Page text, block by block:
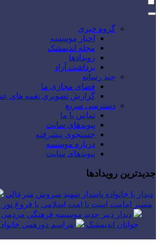
گروه خبری
اخبار موسسه
مجله اندیمشک
رویدادها
برداشت آزاد
چند رسانه
فضای مجازی ما
گزارش تصویری نغمه های
دسترسی سریع
تماس با ما
پیوندهای سایت
جستجوی پیشرفته
درباره موسسه
پیوندهای سایت
جدیدترین رویدادها
دیدار با خانواده پاسدار شهید سروش میرعالی
مسیر امامت است تا امت اسلامی با فروغ نور
دیدار دبیر جدید موسسه فرهنگی
جوانان اندیمشک
مراسم دورهمی